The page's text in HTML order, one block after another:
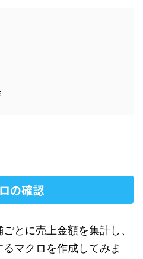
の確認
とに売上金額を集計し、
マクロを作成してみま